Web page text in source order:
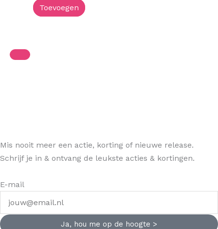
Toevoegen
Mis nooit meer een actie, korting of nieuwe release.
Schrijf je in & ontvang de leukste acties & kortingen.
E-mail
Ja, hou me op de hoogte >